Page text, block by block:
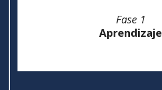
Fase 1
Aprendizaje